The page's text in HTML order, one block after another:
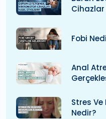
Cihazlar
Fobi
Anal
Stres Ve
Nedir?